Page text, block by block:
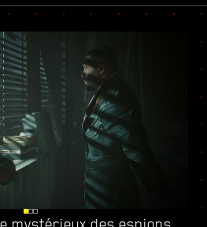
mystérieux des espions
à Dogtown, une ville
grâce à